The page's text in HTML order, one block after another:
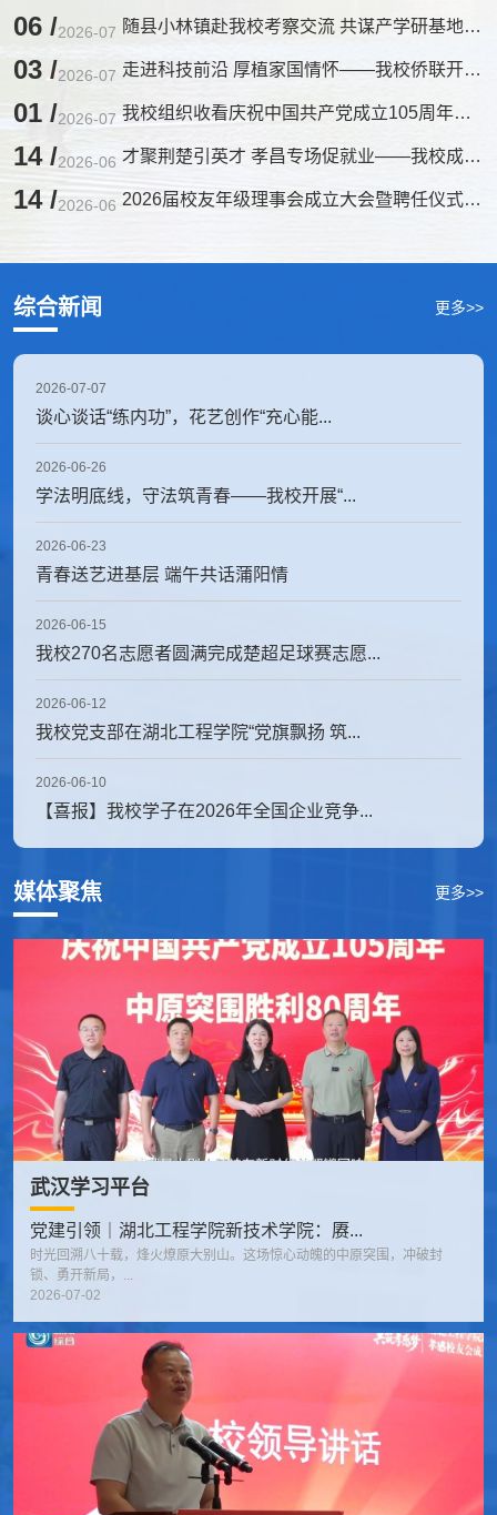
06 /2026-07 随县小林镇赴我校考察交流 共谋产学研基地共建新篇章
03 /2026-07 走进科技前沿 厚植家国情怀——我校侨联开展参观考察与观影活动
01 /2026-07 我校组织收看庆祝中国共产党成立105周年大会直播
14 /2026-06 才聚荆楚引英才 孝昌专场促就业——我校成功举办2026届毕业生校园招聘会
14 /2026-06 2026届校友年级理事会成立大会暨聘任仪式圆满举行
综合新闻 更多>>
2026-07-07
谈心谈话“练内功”，花艺创作“充心能...
2026-06-26
学法明底线，守法筑青春——我校开展“...
2026-06-23
青春送艺进基层 端午共话蒲阳情
2026-06-15
我校270名志愿者圆满完成楚超足球赛志愿...
2026-06-12
我校党支部在湖北工程学院“党旗飘扬 筑...
2026-06-10
【喜报】我校学子在2026年全国企业竞争...
媒体聚焦 更多>>
武汉学习平台
党建引领｜湖北工程学院新技术学院：赓...
时光回溯八十载，烽火燎原大别山。这场惊心动魄的中原突围，冲破封
锁、勇开新局，...
2026-07-02